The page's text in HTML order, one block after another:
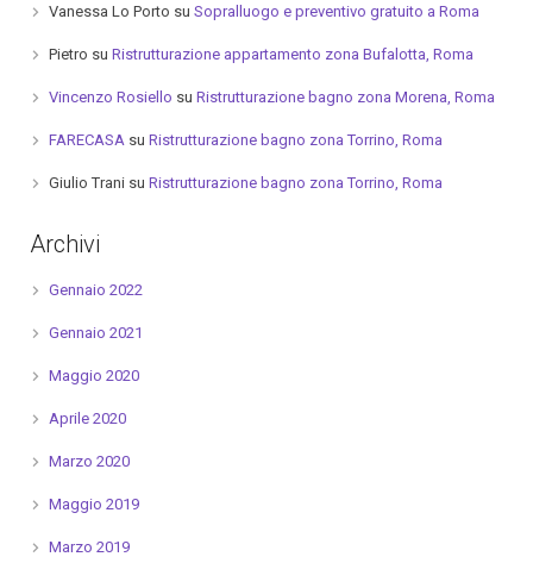
Vanessa Lo Porto su Sopralluogo e preventivo gratuito a Roma
Pietro su Ristrutturazione appartamento zona Bufalotta, Roma
Vincenzo Rosiello su Ristrutturazione bagno zona Morena, Roma
FARECASA su Ristrutturazione bagno zona Torrino, Roma
Giulio Tranisu Ristrutturazione bagno zona Torrino, Roma
Archivi
Gennaio 2022
Gennaio 2021
Maggio 2020
Aprile 2020
Marzo 2020
Maggio 2019
Marzo 2019